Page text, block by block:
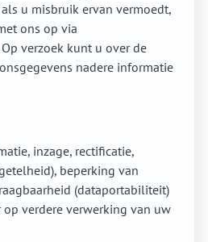
u misbruik ervan vermoedt,
ons op via
Op verzoek kunt u over de
nadere informatie
inzage, rectificatie,
beperking van
(dataportabiliteit)
op verdere verwerking van uw